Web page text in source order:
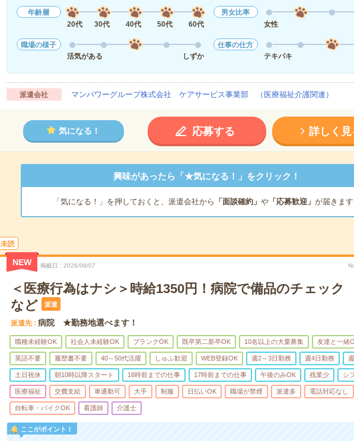
年齢層
20代
30代 40代 50代 60代
男女比率
女性
職場の様子
活気がある
しずか
仕事の仕方
テキパキ
派遣会社 マンパワーグループ株式会社 ケアサービス事業部 （医療福祉介護関連）
気になる！ 応募する 詳しく見
興味があったら「★気になる！」をクリック！
「気になる！」を押しておくと、派遣会社から 「面談確約」 や「応募歓迎」 が届きます
未読
NEW 掲載日 2026/08/07
＜医療行為はナシ＞時給1350円！病院で備品のチェック
など
派遣
派遣先 病院 ★勤務地選べます！
職種未経験OK 社会人未経験OK ブランクOK 既卒第二新卒OK 10名以上の大量募集 友達と一緒
英語不要 履歴書不要 40～50代活躍 しゅふ歓迎 WEB登録OK 週2～3日勤務 週4日勤務
土日祝休 朝10時以降スタート 16時前までの仕事 17時前までの仕事 午後のみOK 残業少 シ
医療福祉 交費支給 車通勤可 大手 制服 日払いOK 職場が禁煙 派遣多 電話対応なし
自転車・バイクOK 看護師 介護士
ここがポイント！